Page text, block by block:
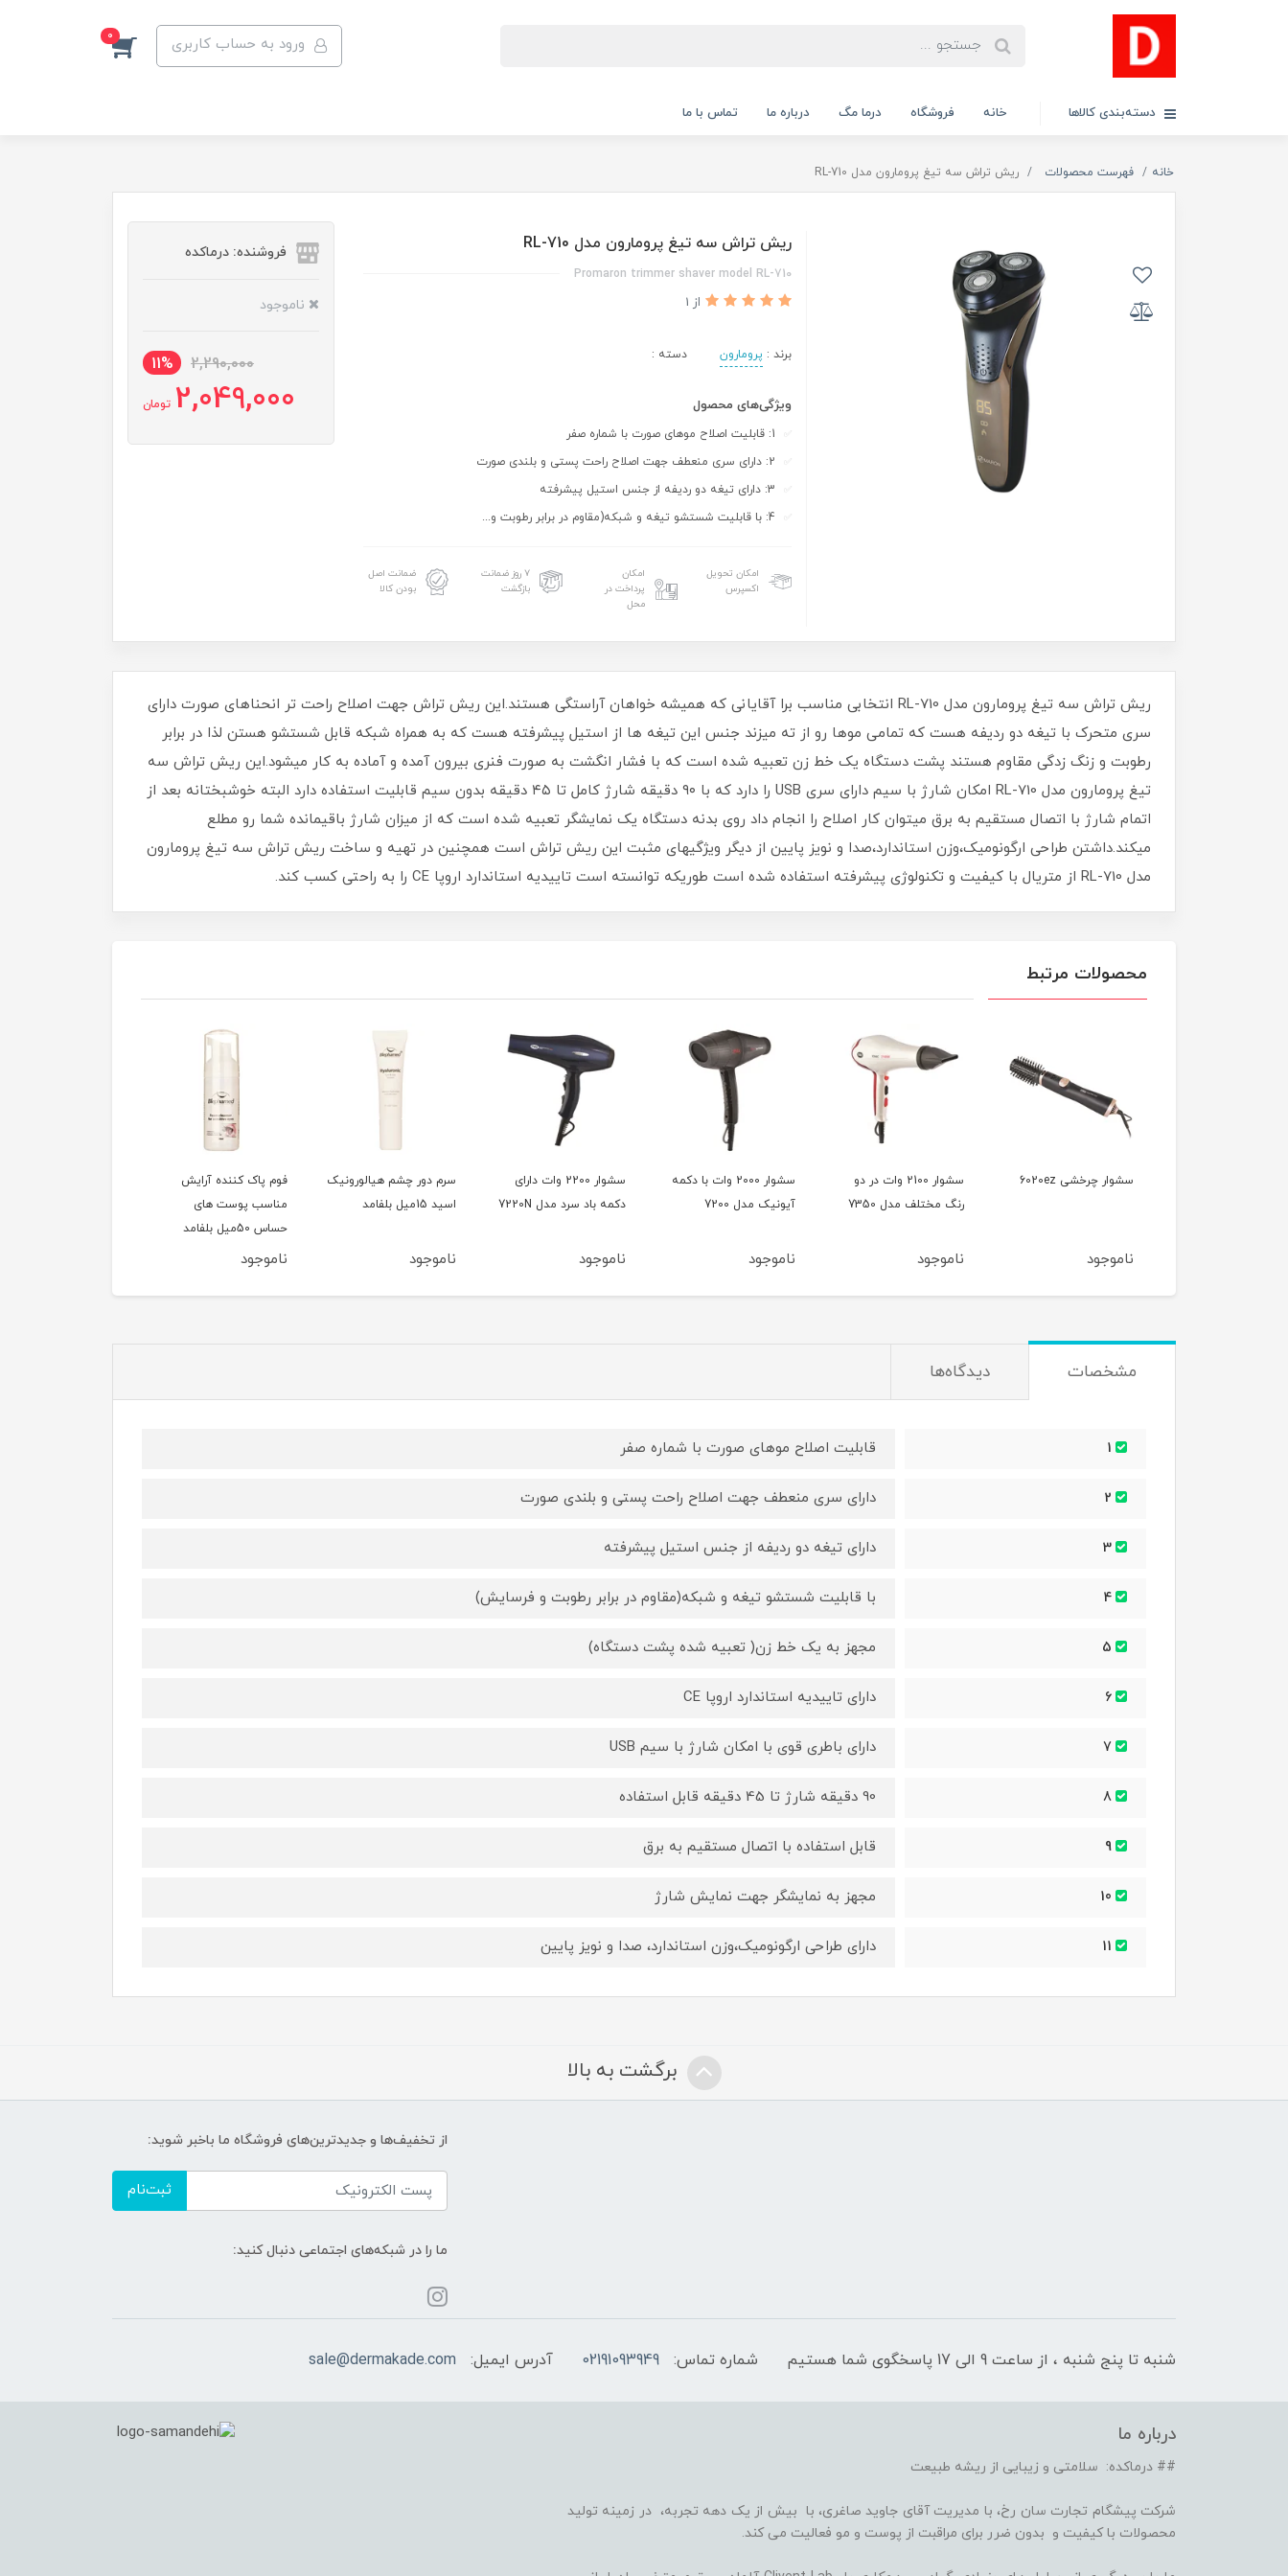
ورود به حساب کاربری 0
دسته‌بندی کالاها خانه فروشگاه درما مگ درباره ما تماس با ما
خانه فهرست محصولات ریش تراش سه تیغ پرومارون مدل RL-710
ریش تراش سه تیغ پرومارون مدل RL-710
Promaron trimmer shaver model RL-710
از 1
برند : پرومارون دسته :
ویژگی‌های محصول
امکان تحویل
اکسپرس
امکان
پرداخت در
محل
۷ روز ضمانت
بازگشت
ضمانت اصل
بودن کالا
فروشنده: درماکده
ناموجود
2,290,000
11%
2,049,000 تومان
ریش تراش سه تیغ پرومارون مدل RL-710 انتخابی مناسب برا آقایانی که همیشه خواهان آراستگی هستند.این ریش تراش جهت اصلاح راحت تر انحناهای صورت دارای
سری متحرک با تیغه دو ردیفه هست که تمامی موها رو از ته میزند جنس این تیغه ها از استیل پیشرفته هست که به همراه شبکه قابل شستشو هستن لذا در برابر
رطوبت و زنگ زدگی مقاوم هستند پشت دستگاه یک خط زن تعبیه شده است که با فشار انگشت به صورت فنری بیرون آمده و آماده به کار میشود.این ریش تراش سه
تیغ پرومارون مدل RL-710 امکان شارژ با سیم دارای سری USB را دارد که با ۹۰ دقیقه شارژ کامل تا ۴۵ دقیقه بدون سیم قابلیت استفاده دارد البته خوشبختانه بعد از
اتمام شارژ با اتصال مستقیم به برق میتوان کار اصلاح را انجام داد روی بدنه دستگاه یک نمایشگر تعبیه شده است که از میزان شارژ باقیمانده شما رو مطلع
میکند.داشتن طراحی ارگونومیک،وزن استاندارد،صدا و نویز پایین از دیگر ویژگیهای مثبت این ریش تراش است همچنین در تهیه و ساخت ریش تراش سه تیغ پرومارون
مدل RL-710 از متریال با کیفیت و تکنولوژی پیشرفته استفاده شده است طوریکه توانسته است تاییدیه استاندارد اروپا CE را به راحتی کسب کند.
محصولات مرتبط
سشوار چرخشی 6020ez
ناموجود
سشوار 2100 وات در دو
رنگ مختلف مدل 7350
ناموجود
سشوار 2000 وات با دکمه
آیونیک مدل 7200
ناموجود
سشوار 2200 وات دارای
دکمه باد سرد مدل 7220N
ناموجود
سرم دور چشم هیالورونیک
اسید 15میل بلفامد
ناموجود
فوم پاک کننده آرایش
مناسب پوست های
حساس 50میل بلفامد
ناموجود
مشخصات دیدگاه‌ها
قابلیت اصلاح موهای صورت با شماره صفر
دارای سری منعطف جهت اصلاح راحت پستی و بلندی صورت
دارای تیغه دو ردیفه از جنس استیل پیشرفته
با قابلیت شستشو تیغه و شبکه(مقاوم در برابر رطوبت و فرسایش)
مجهز به یک خط زن( تعبیه شده پشت دستگاه)
دارای تاییدیه استاندارد اروپا CE
دارای باطری قوی با امکان شارژ با سیم USB
90 دقیقه شارژ تا 45 دقیقه قابل استفاده
قابل استفاده با اتصال مستقیم به برق
مجهز به نمایشگر جهت نمایش شارژ
دارای طراحی ارگونومیک،وزن استاندارد، صدا و نویز پایین
برگشت به بالا
از تخفیف‌ها و جدیدترین‌های فروشگاه ما باخبر شوید:
ثبت‌نام
ما را در شبکه‌های اجتماعی دنبال کنید:
شنبه تا پنج شنبه ، از ساعت 9 الی 17 پاسخگوی شما هستیم شماره تماس: 02191093949 آدرس ایمیل: sale@dermakade.com
درباره ما
## درماکده: سلامتی و زیبایی از ریشه طبیعت
شرکت پیشگام تجارت سان رخ، با مدیریت آقای جاوید صاغری، با بیش از یک دهه تجربه، در زمینه تولید
محصولات با کیفیت و بدون ضرر برای مراقبت از پوست و مو فعالیت می کند.